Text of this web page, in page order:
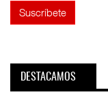
DESTACAMOS